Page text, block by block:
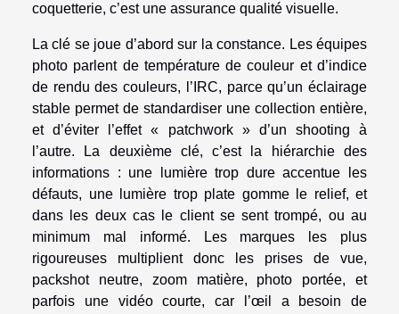
coquetterie, c’est une assurance qualité visuelle.
La clé se joue d’abord sur la constance. Les équipes
photo parlent de température de couleur et d’indice
de rendu des couleurs, l’IRC, parce qu’un éclairage
stable permet de standardiser une collection entière,
et d’éviter l’effet « patchwork » d’un shooting à
l’autre. La deuxième clé, c’est la hiérarchie des
informations : une lumière trop dure accentue les
défauts, une lumière trop plate gomme le relief, et
dans les deux cas le client se sent trompé, ou au
minimum mal informé. Les marques les plus
rigoureuses multiplient donc les prises de vue,
packshot neutre, zoom matière, photo portée, et
parfois une vidéo courte, car l’œil a besoin de